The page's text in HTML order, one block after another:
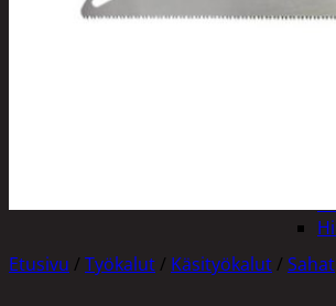
Etusivu / Työkalut / Käsityökalut / Sahat